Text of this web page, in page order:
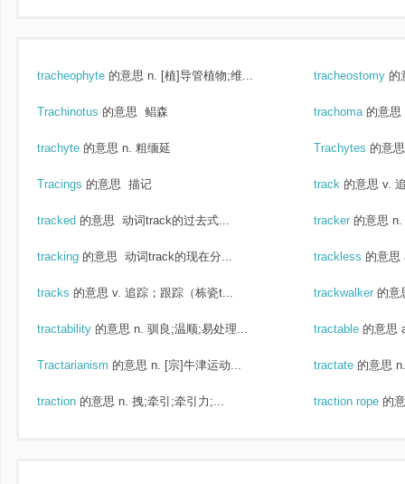
tracheophyte 的意思 n. [植]导管植物;维... tracheostomy 的
Trachinotus 的意思 鲳森 trachoma 的意思
trachyte 的意思 n. 粗缅延 Trachytes 的意思
Tracings 的意思 描记 track 的意思 v.
tracked 的意思 动词track的过去式... tracker 的意思
tracking 的意思 动词track的现在分... trackless 的意思
tracks 的意思 v. 追踪；跟踪（栋瓷t... trackwalker 的意
tractability 的意思 n. 驯良;温顺;易处理... tractable 的意思
Tractarianism 的意思 n. [宗]牛津运动... tractate 的意思
traction 的意思 n. 拽;牵引;牵引力;... traction rope 的